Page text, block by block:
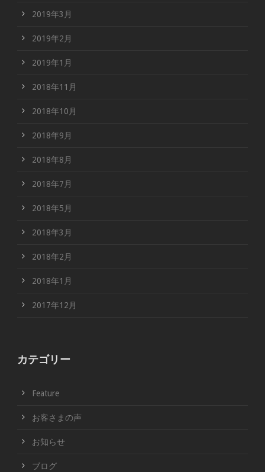
2019年3月
2019年2月
2019年1月
2018年11月
2018年10月
2018年9月
2018年8月
2018年7月
2018年5月
2018年3月
2018年2月
2018年1月
2017年12月
カテゴリー
Feature
お客さまの声
お知らせ
ブログ